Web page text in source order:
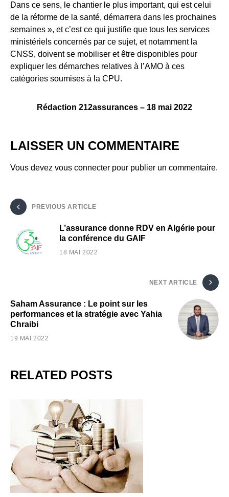
Dans ce sens, le chantier le plus important, qui est celui
de la réforme de la santé, démarrera dans les prochaines
semaines », et c’est ce qui justifie que tous les services
ministériels concernés par ce sujet, et notamment la
CNSS, doivent se mobiliser et être disponibles pour
expliquer les démarches relatives à l’AMO à ces
catégories soumises à la CPU.
Rédaction 212assurances – 18 mai 2022
LAISSER UN COMMENTAIRE
Vous devez vous connecter pour publier un commentaire.
PREVIOUS ARTICLE
L’assurance donne RDV en Algérie pour
la conférence du GAIF
18 MAI 2022
NEXT ARTICLE
Saham Assurance : Le point sur les
performances et la stratégie avec Yahia
Chraibi
19 MAI 2022
RELATED POSTS